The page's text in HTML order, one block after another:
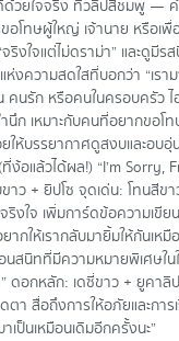
วยใจจริง ทิวลิปสีชมพู —
อโทษผู้ใหญ่ เจ้านาย หรือเพื่
ริงใจแต่ไม่ดราม่า” และดูมีร
งความสดใสที่บอกว่า “เราม
คนรัก หรือคนในครอบครัว ไ
นึก เหมาะกับคนที่อยากขอโ
ห้บรรยากาศดูสงบและอบอุ่
อแล้วได้ผล!) “I’m Sorry,
าว + ยิปโซ จุดเด่น: โทนสีข
งใจ เพิ่มการ์ดข้อความเขีย
กให้เรากลับมายิ้มให้กันเหมื
อนสนิทที่มีความหมายพิเศษใ
ดอกหลัก: เดซี่ขาว + ยูคาลิ
ตา สื่อถึงการให้อภัยและการ
เป็นเหมือนเดิมอีกครั้งนะ”